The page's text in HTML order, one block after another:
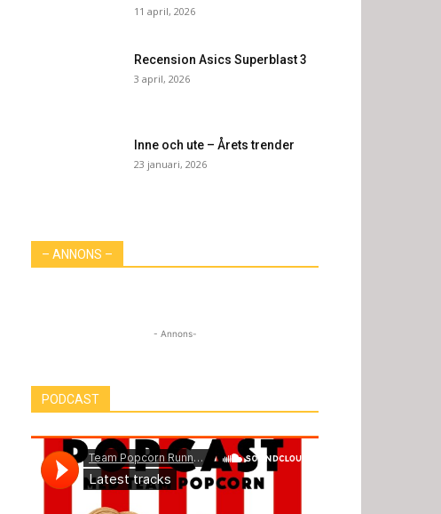
11 april, 2026
Recension Asics Superblast 3
3 april, 2026
Inne och ute – Årets trender
23 januari, 2026
– ANNONS –
- Annons-
PODCAST